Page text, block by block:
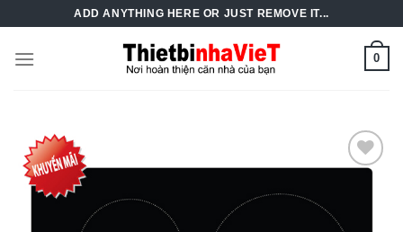
content
ADD ANYTHING HERE OR JUST REMOVE IT...
0